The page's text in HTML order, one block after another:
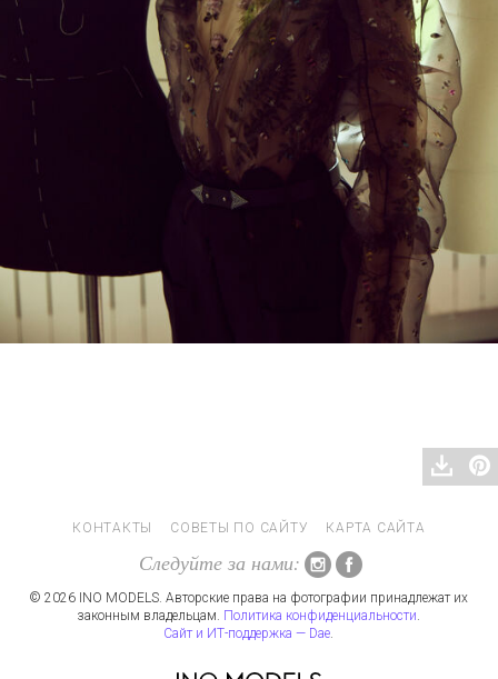
КОНТАКТЫ СОВЕТЫ ПО САЙТУ КАРТА САЙТА
Следуйте за нами:
© 2026 INO MODELS. Авторские права на фотографии принадлежат их
законным владельцам. Политика конфиденциальности.
Сайт и ИТ-поддержка — Dae.